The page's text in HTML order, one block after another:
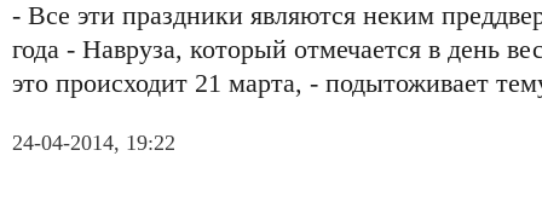
- Все эти праздники являются неким
года - Навруза, который отмечается в день
это происходит 21 марта, - подытоживает
24-04-2014, 19:22